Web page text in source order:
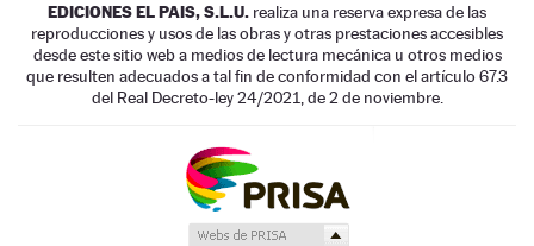
EDICIONES EL PAIS, S.L.U. realiza una reserva expresa de las
reproducciones y usos de las obras y otras prestaciones accesibles
desde este sitio web a medios de lectura mecánica u otros medios
que resulten adecuados a tal fin de conformidad con el artículo 67.3
del Real Decreto-ley 24/2021, de 2 de noviembre.